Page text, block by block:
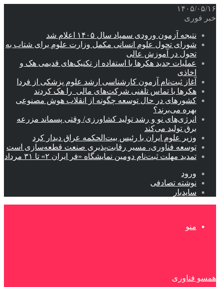
۱۴۰۵/۰۵/۱۶
خبر فوری
نتیجه آزمون ورودی سمپاد سال ۱۴۰۵ اعلام شد
شورای تحول علوم انسانی مکمل وزارت علوم برای شتاب به
تحول در آموزش عالی
عملیات جدید هکرها با استفاده از تکنیک‌های قدیمی هک و
اخاذی
آغاز ثبت‌نام‌ آزمون کارشناسی ارشد علوم پزشکی از فردا
هکرها با تماس تلفنی شرکت‌های مالی را هک کردند
کشورهای در حال توسعه چگونه از انقلاب هوش مصنوعی
بهره می‌برند؟
انرژی‌های نو و رشد تولید کشاورزی/ وقتی پسماند مزرعه‌
برق تولید می‌کند
وزیر علوم ایران با رئیس بیت‌الحکمه عراق دیدار کرد
توسعه فناوری، مسیر رقابت‌پذیری صنعت قطعه‌سازی است
تمدید مهلت ثبت‌نام دومین نمایشگاه «فر ایران ۲» تا ۳۱ مرداد
ورود
نوشته تصادفی
سایدبار
منو
همسو فناوری